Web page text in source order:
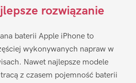
rozwiązanie
baterii Apple iPhone to
wykonywanych napraw w
Nawet najlepsze modele
z czasem pojemność baterii